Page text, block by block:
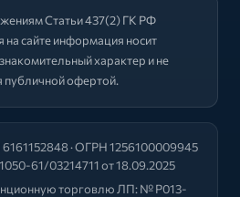
Статьи 437(2) ГК РФ
на сайте информация носит
характер и не
публичной офертой.
· ОГРН 1256100009945
61/03214711 от 18.09.2025
торговлю ЛП: № Р013-